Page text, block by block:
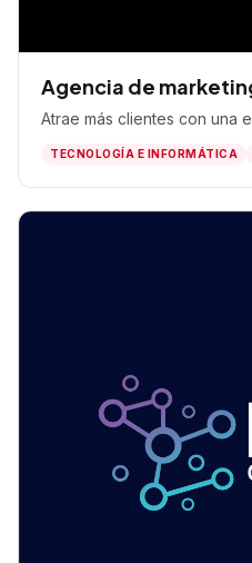
Agencia de
Atrae más clientes con una
TECNOLOGÍA E INFORMÁTICA